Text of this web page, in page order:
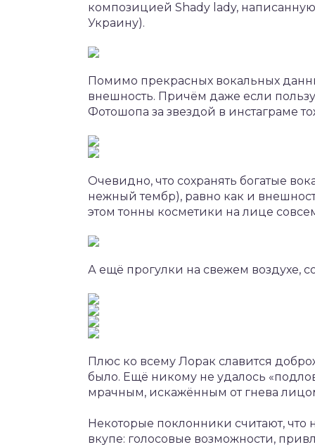
композицией Shady lady,
Украину).
Помимо прекрасных вокальных
внешность. Причём даже если
Фотошопа за звездой в инстаграме
Очевидно, что сохранять богатые
нежный тембр), равно как и
этом тонны косметики на лице
А ещё прогулки на свежем воздухе,
Плюс ко всему Лорак славится
было. Ещё никому не удалось
мрачным, искажённым от гнева
Некоторые поклонники считают, что
вкупе: голосовые возможности,